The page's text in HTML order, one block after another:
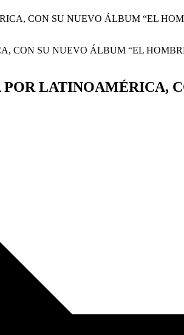
CON SU NUEVO ÁLBUM “EL
LATINOAMÉRICA,